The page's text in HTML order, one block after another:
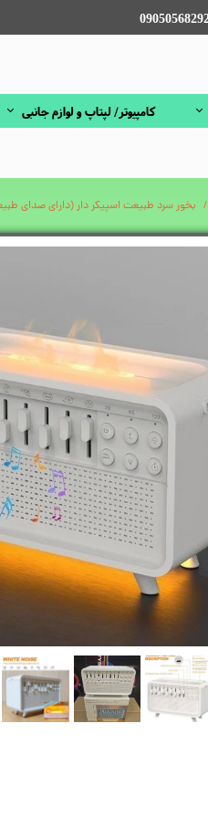
کامپیوتر/ لپتاپ و لوازم جانبی
بخور سرد طبیعت اسپیکر دار (دارای صدای